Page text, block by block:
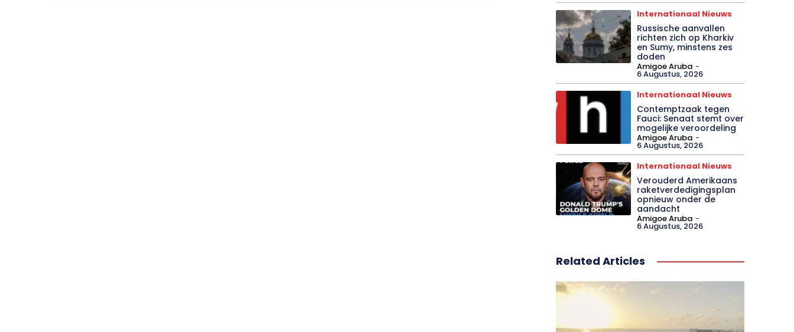
Internationaal Nieuws
Russische aanvallen
richten zich op Kharkiv
en Sumy, minstens zes
doden
Amigoe Aruba -
6 Augustus, 2026
Internationaal Nieuws
Contemptzaak tegen
Fauci: Senaat stemt over
mogelijke veroordeling
Amigoe Aruba -
6 Augustus, 2026
Internationaal Nieuws
Verouderd Amerikaans
raketverdedigingsplan
opnieuw onder de
aandacht
Amigoe Aruba -
6 Augustus, 2026
Related Articles